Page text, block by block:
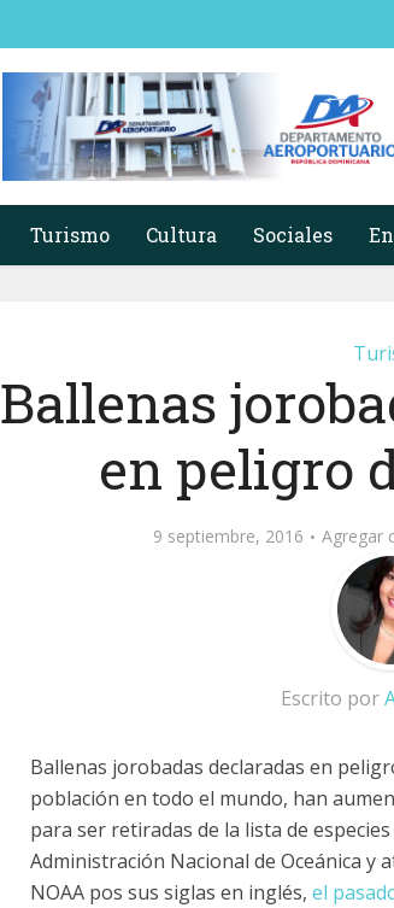
Turismo Cultura Sociales
Ballenas
en peligro
9 septiembre, 2016 Agregar
Escrito por
Ballenas jorobadas declaradas en
población en todo el mundo, han
para ser retiradas de la lista de
Administración Nacional de Oceánica y
NOAA pos sus siglas en inglés, el